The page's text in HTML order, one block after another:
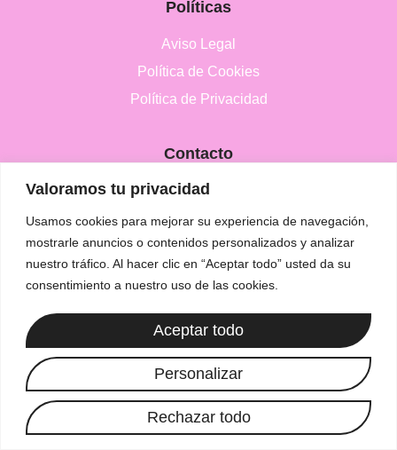
Valoramos tu privacidad
Usamos cookies para mejorar su experiencia de navegación,
mostrarle anuncios o contenidos personalizados y analizar
nuestro tráfico. Al hacer clic en “Aceptar todo” usted da su
consentimiento a nuestro uso de las cookies.
Personalizar
Rechazar todo
Aceptar todo
Políticas
Aviso Legal
Política de Cookies
Política de Privacidad
Contacto
+34 651 47 21 59
Info@luzvioleta.com
España
Copyright 2025, luzvioleta.com. All Rights Reserved.